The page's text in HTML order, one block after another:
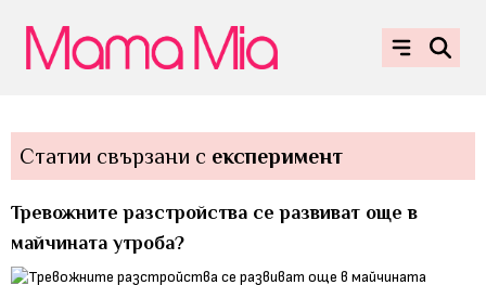
Статии свързани с експеримент
Тревожните разстройства се развиват още в
майчината утроба?